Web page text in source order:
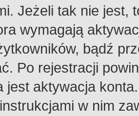
Jeżeli tak nie jest,
wymagają
bądź
Po rejestracji
jest aktywacja
w nim